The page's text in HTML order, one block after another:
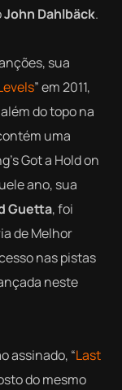
John Dahlbäck.
sua
” em 2011,
do topo na
uma
Got a Hold on
ano, sua
Guetta, foi
de Melhor
nas pistas
neste
assinado, “Last
do mesmo